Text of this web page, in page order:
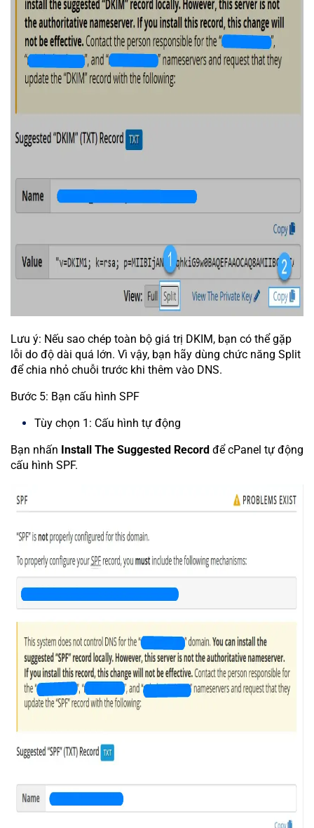
Lưu ý: Nếu sao chép toàn bộ giá trị DKIM, bạn có thể gặp
lỗi do độ dài quá lớn. Vì vậy, bạn hãy dùng chức năng Split
để chia nhỏ chuỗi trước khi thêm vào DNS.
Bước 5: Bạn cấu hình SPF
Tùy chọn 1: Cấu hình tự động
Bạn nhấn Install The Suggested Record để cPanel tự động
cấu hình SPF.